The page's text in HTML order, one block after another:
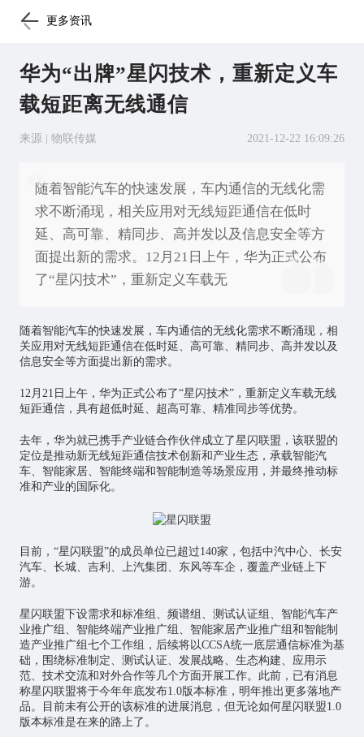
更多资讯
华为“出牌”星闪技术，重新定义车
载短距离无线通信
来源 | 物联传媒 2021-12-22 16:09:26
随着智能汽车的快速发展，车内通信的无线化需
求不断涌现，相关应用对无线短距通信在低时
延、高可靠、精同步、高并发以及信息安全等方
面提出新的需求。12月21日上午，华为正式公布
了“星闪技术”，重新定义车载无
随着智能汽车的快速发展，车内通信的无线化需求不断涌现，相
关应用对无线短距通信在低时延、高可靠、精同步、高并发以及
信息安全等方面提出新的需求。
12月21日上午，华为正式公布了“星闪技术”，重新定义车载无线
短距通信，具有超低时延、超高可靠、精准同步等优势。
去年，华为就已携手产业链合作伙伴成立了星闪联盟，该联盟的
定位是推动新无线短距通信技术创新和产业生态，承载智能汽
车、 智能家居、智能终端和智能制造等场景应用，并最终推动标
准和产业的国际化。
目前，“星闪联盟”的成员单位已超过140家，包括中汽中心、长安
汽车、长城、吉利、上汽集团、东风等车企，覆盖产业链上下
游。
星闪联盟下设需求和标准组、频谱组、测试认证组、智能汽车产
业推广组、智能终端产业推广组、智能家居产业推广组和智能制
造产业推广组七个工作组，后续将以CCSA统一底层通信标准为基
础，围绕标准制定、测试认证、发展战略、生态构建、应用示
范、技术交流和对外合作等几个方面开展工作。此前，已有消息
称星闪联盟将于今年年底发布1.0版本标准，明年推出更多落地产
品。目前未有公开的该标准的进展消息，但无论如何星闪联盟1.0
版本标准是在来的路上了。